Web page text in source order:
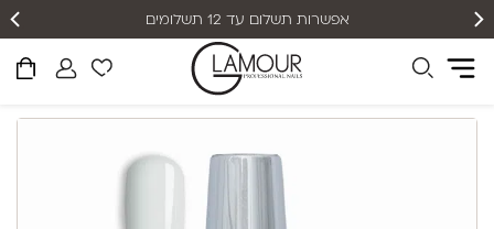
אפשרות תשלום עד 12 תשלומים